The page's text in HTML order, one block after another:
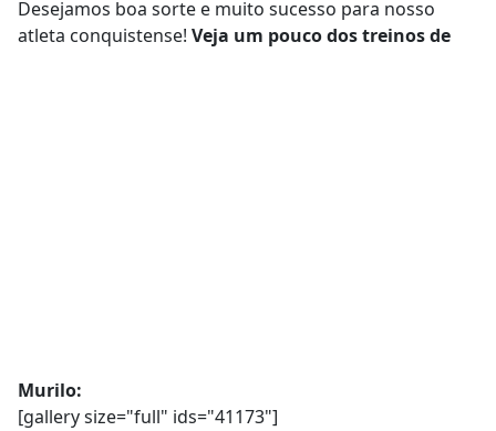
Desejamos boa sorte e muito sucesso para nosso
atleta conquistense! Veja um pouco dos treinos de
Murilo:
[gallery size="full" ids="41173"]